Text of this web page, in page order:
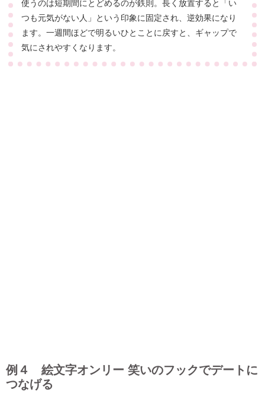
使うのは短期間にとどめるのが鉄則。長く放置すると「い
つも元気がない人」という印象に固定され、逆効果になり
ます。一週間ほどで明るいひとことに戻すと、ギャップで
気にされやすくなります。
例４ 絵文字オンリー 笑いのフックでデートに
つなげる